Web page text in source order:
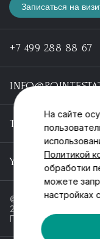
Записаться на
+7 499 288 88 67
TELEGRAM
YOUTUBE
© ООО «Пойнт
2013-2025
Политика
На сайте
Политикой
обработки
можете
настройках